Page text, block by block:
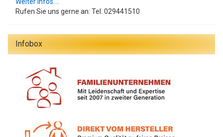
Weiter Infos....
Rufen Sie uns gerne an: Tel. 029441510
Infobox